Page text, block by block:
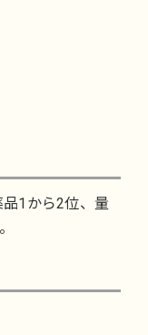
1から2位、量